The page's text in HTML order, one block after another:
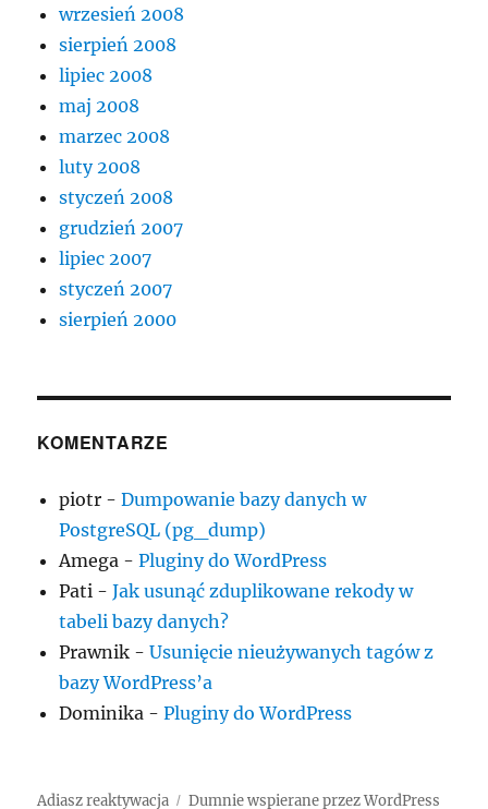
wrzesień 2008
sierpień 2008
lipiec 2008
maj 2008
marzec 2008
luty 2008
styczeń 2008
grudzień 2007
lipiec 2007
styczeń 2007
sierpień 2000
KOMENTARZE
piotr -Dumpowanie bazy danych w
PostgreSQL (pg_dump)
Amega -Pluginy do WordPress
Pati -Jak usunąć zduplikowane rekody w
tabeli bazy danych?
Prawnik -Usunięcie nieużywanych tagów z
bazy WordPress’a
Dominika -Pluginy do WordPress
Adiasz reaktywacja Dumnie wspierane przez WordPress